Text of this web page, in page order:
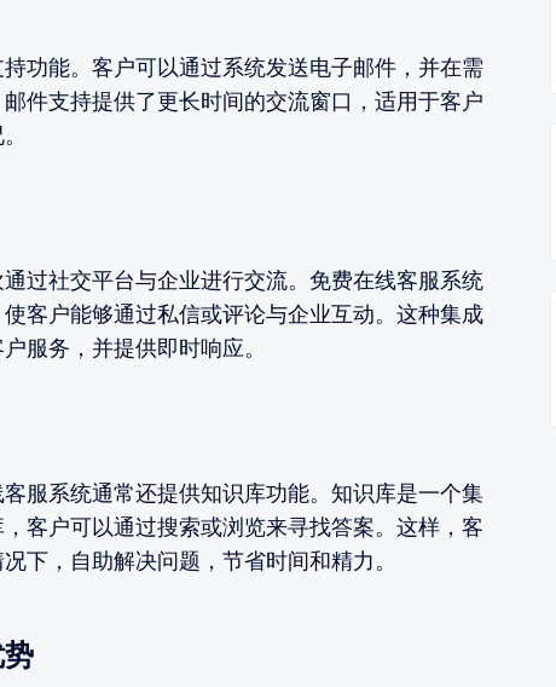
功能。客户可以通过系统发送电子邮件，并在需
件支持提供了更长时间的交流窗口，适用于客户
过社交平台与企业进行交流。免费在线客服系统
客户能够通过私信或评论与企业互动。这种集成
服务，并提供即时响应。
服系统通常还提供知识库功能。知识库是一个集
客户可以通过搜索或浏览来寻找答案。这样，客
下，自助解决问题，节省时间和精力。